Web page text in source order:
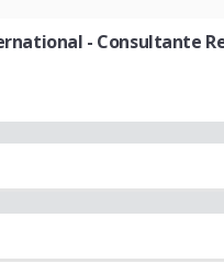
- Consultante